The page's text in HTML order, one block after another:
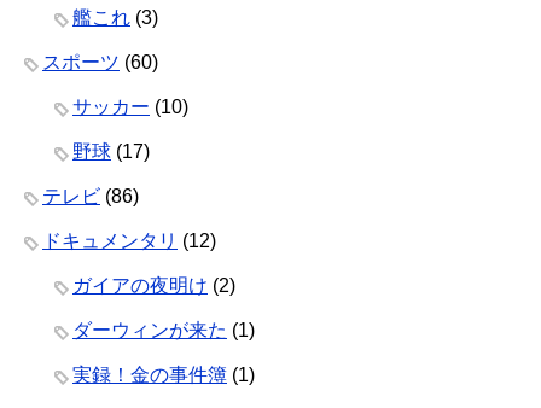
艦これ (3)
スポーツ (60)
サッカー (10)
野球 (17)
テレビ (86)
ドキュメンタリ (12)
ガイアの夜明け (2)
ダーウィンが来た (1)
実録！金の事件簿 (1)